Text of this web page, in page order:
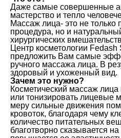
Даже самые совершенные
мастерство и тепло
Массаж лица- это не
процедура, но и
хирургических
Центр косметологии
предложить Вам самые
ручного массажа лица. В
здоровый и ухоженный вид.
Зачем это нужно?
Косметический массаж лица
или тонизировать
меру сильные движения
кровоток, благодаря чему
количество питательных
благотворно сказывается